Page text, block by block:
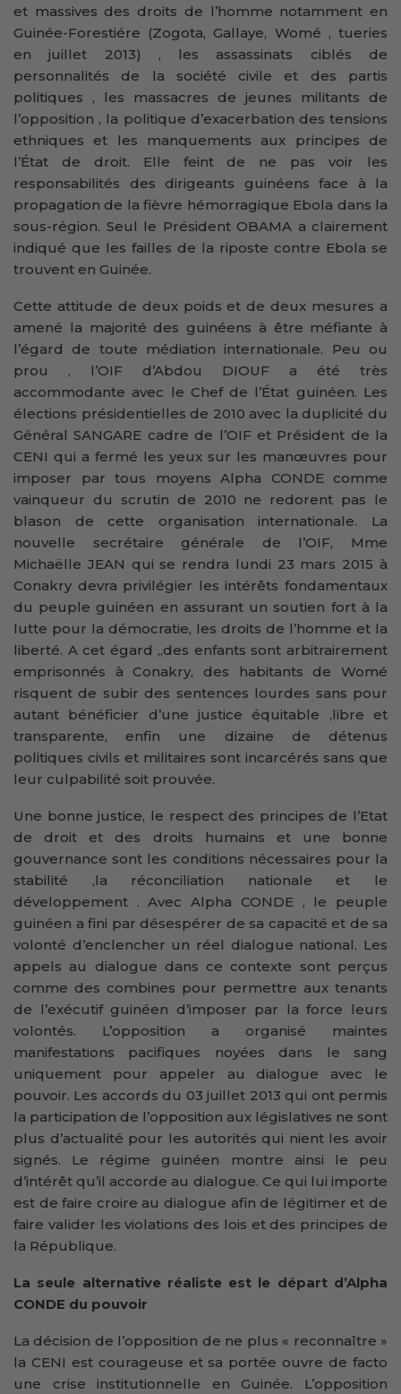
et massives des droits de l’homme notamment en
Guinée-Forestiére (Zogota, Gallaye, Womé , tueries
en juillet 2013) , les assassinats ciblés de
personnalités de la société civile et des partis
politiques , les massacres de jeunes militants de
l’opposition , la politique d’exacerbation des tensions
ethniques et les manquements aux principes de
l’État de droit. Elle feint de ne pas voir les
responsabilités des dirigeants guinéens face à la
propagation de la fièvre hémorragique Ebola dans la
sous-région. Seul le Président OBAMA a clairement
indiqué que les failles de la riposte contre Ebola se
trouvent en Guinée.
Cette attitude de deux poids et de deux mesures a
amené la majorité des guinéens à être méfiante à
l’égard de toute médiation internationale. Peu ou
prou , l’OIF d’Abdou DIOUF a été très
accommodante avec le Chef de l’État guinéen. Les
élections présidentielles de 2010 avec la duplicité du
Général SANGARE cadre de l’OIF et Président de la
CENI qui a fermé les yeux sur les manœuvres pour
imposer par tous moyens Alpha CONDE comme
vainqueur du scrutin de 2010 ne redorent pas le
blason de cette organisation internationale. La
nouvelle secrétaire générale de l’OIF, Mme
Michaëlle JEAN qui se rendra lundi 23 mars 2015 à
Conakry devra privilégier les intérêts fondamentaux
du peuple guinéen en assurant un soutien fort à la
lutte pour la démocratie, les droits de l’homme et la
liberté. A cet égard ,,des enfants sont arbitrairement
emprisonnés à Conakry, des habitants de Womé
risquent de subir des sentences lourdes sans pour
autant bénéficier d’une justice équitable ,libre et
transparente, enfin une dizaine de détenus
politiques civils et militaires sont incarcérés sans que
leur culpabilité soit prouvée.
Une bonne justice, le respect des principes de l’Etat
de droit et des droits humains et une bonne
gouvernance sont les conditions nécessaires pour la
stabilité ,la réconciliation nationale et le
développement . Avec Alpha CONDE , le peuple
guinéen a fini par désespérer de sa capacité et de sa
volonté d’enclencher un réel dialogue national. Les
appels au dialogue dans ce contexte sont perçus
comme des combines pour permettre aux tenants
de l’exécutif guinéen d’imposer par la force leurs
volontés. L’opposition a organisé maintes
manifestations pacifiques noyées dans le sang
uniquement pour appeler au dialogue avec le
pouvoir. Les accords du 03 juillet 2013 qui ont permis
la participation de l’opposition aux législatives ne sont
plus d’actualité pour les autorités qui nient les avoir
signés. Le régime guinéen montre ainsi le peu
d’intérêt qu’il accorde au dialogue. Ce qui lui importe
est de faire croire au dialogue afin de légitimer et de
faire valider les violations des lois et des principes de
la République.
La seule alternative réaliste est le départ d’Alpha
CONDE du pouvoir
La décision de l’opposition de ne plus « reconnaître »
la CENI est courageuse et sa portée ouvre de facto
une crise institutionnelle en Guinée. L’opposition